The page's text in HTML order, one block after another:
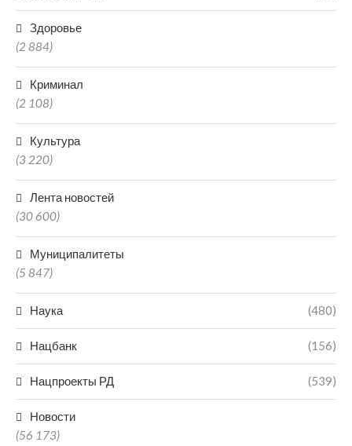
Здоровье
(2 884)
Криминал
(2 108)
Культура
(3 220)
Лента новостей
(30 600)
Муниципалитеты
(5 847)
Наука (480)
Нацбанк (156)
Нацпроекты РД (539)
Новости
(56 173)